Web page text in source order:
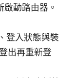
動路由器。
登入狀態與裝
出再重新登